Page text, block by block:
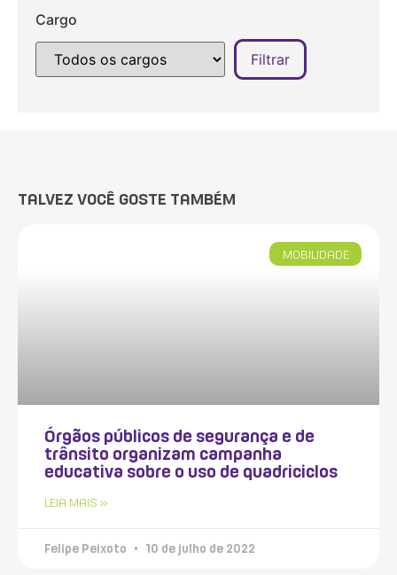
Cargo
TALVEZ VOCÊ GOSTE TAMBÉM
MOBILIDADE
Órgãos públicos de segurança e de
trânsito organizam campanha
educativa sobre o uso de quadriciclos
LEIA MAIS »
Felipe Peixoto 10 de julho de 2022